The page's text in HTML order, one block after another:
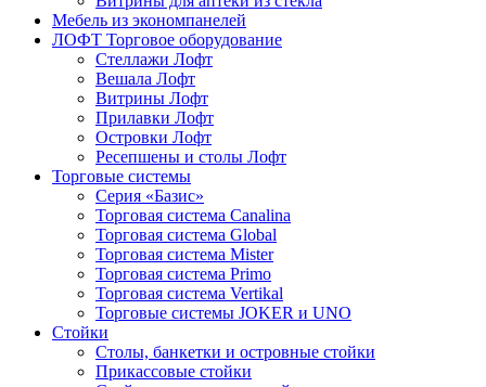
Мебель из экономпанелей
ЛОФТ Торговое оборудование
Стеллажи Лофт
Вешала Лофт
Витрины Лофт
Прилавки Лофт
Островки Лофт
Ресепшены и столы Лофт
Торговые системы
Серия «Базис»
Торговая система Canalina
Торговая система Global
Торговая система Mister
Торговая система Primo
Торговая система Vertikal
Торговые системы JOKER и UNO
Стойки
Столы, банкетки и островные стойки
Прикассовые стойки